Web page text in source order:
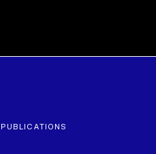
PUBLICATIONS